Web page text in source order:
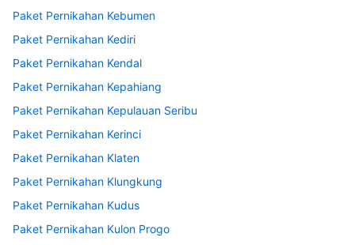
Paket Pernikahan Kebumen
Paket Pernikahan Kediri
Paket Pernikahan Kendal
Paket Pernikahan Kepahiang
Paket Pernikahan Kepulauan Seribu
Paket Pernikahan Kerinci
Paket Pernikahan Klaten
Paket Pernikahan Klungkung
Paket Pernikahan Kudus
Paket Pernikahan Kulon Progo